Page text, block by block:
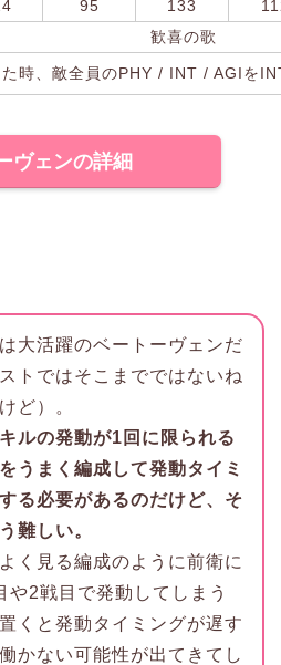
95 133
歓喜の歌
時、敵全員のPHY / INT / AGIを
ヴェンの詳細
大活躍のベートーヴェンだ
トではそこまでではないね
ど）。
ルの発動が1回に限られる
うまく編成して発動タイミ
る必要があるのだけど、そ
難しい。
く見る編成のように前衛に
や2戦目で発動してしまう
くと発動タイミングが遅す
かない可能性が出てきてし